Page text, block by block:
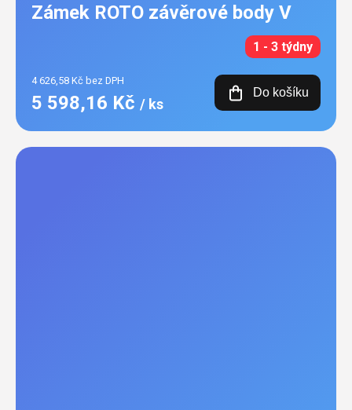
Zámek ROTO závěrové body V
1 - 3 týdny
4 626,58 Kč bez DPH
5 598,16 Kč / ks
Do košíku